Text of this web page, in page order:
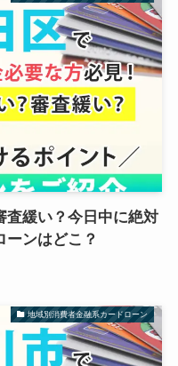
査緩い？今日中に絶対
ンはどこ？
地域別消費者金融系カードローン